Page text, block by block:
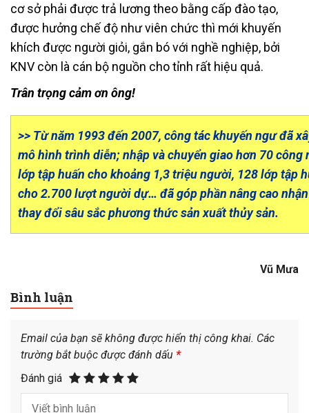
cơ sở phải được trả lương theo bằng cấp đào tạo,
được hưởng chế độ như viên chức thì mới khuyến
khích được người giỏi, gắn bó với nghề nghiệp, bởi
KNV còn là cán bộ nguồn cho tỉnh rất hiệu quả.
Trân trọng cảm ơn ông!
>> Từ năm 1993 đến 2007, công tác khuyến ngư đã
mô hình trình diễn; nhập và chuyển giao hơn 70 công
lớp tập huấn cho khoảng 1,3 triệu người, 128 lớp tập
cho 2.700 lượt người dự… đã góp phần nâng cao
thay đổi sâu sắc phương thức sản xuất thủy sản.
Vũ Mưa
Bình luận
Email của bạn sẽ không được hiển thị công khai. Các
trường bắt buộc được đánh dấu *
Đánh giá